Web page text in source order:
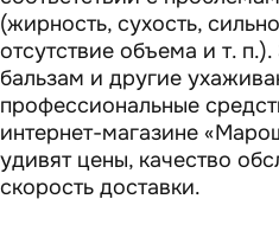
(жирность, сухость,
отсутствие объема и т.
бальзам и другие
профессиональные
интернет-магазине
удивят цены, качество
скорость доставки.